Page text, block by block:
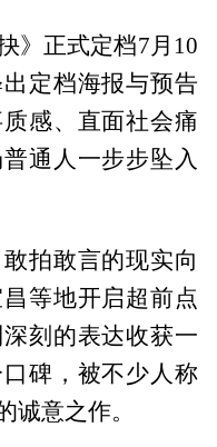
》正式定档7月10
定档海报与预告
感、直面社会痛
通人一步步坠入
拍敢言的现实向
等地开启超前点
刻的表达收获一
碑，被不少人称
诚意之作。